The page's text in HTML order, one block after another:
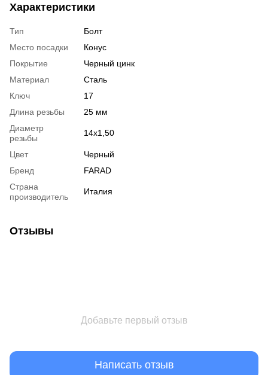
давления
Характеристики
Тип
Болт
Место посадки
Конус
Покрытие
Черный цинк
Материал
Сталь
Ключ
17
Длина резьбы
25 мм
Диаметр
резьбы
14x1,50
Цвет
Черный
Бренд
FARAD
Страна
производитель
Италия
Отзывы
Добавьте первый отзыв
Написать отзыв